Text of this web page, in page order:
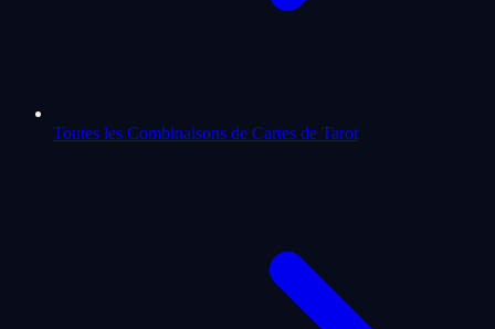
Toutes les Combinaisons de Cartes de Tarot